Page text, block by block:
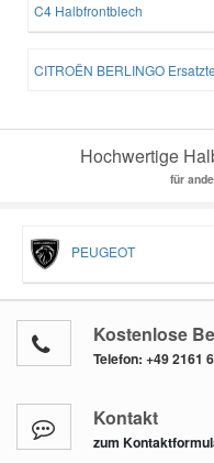
C4 Halbfrontblech
CITROËN BERLINGO
Hochwertige
für
PEUGEOT
Kostenlose
Telefon: +49 2161
Kontakt
zum